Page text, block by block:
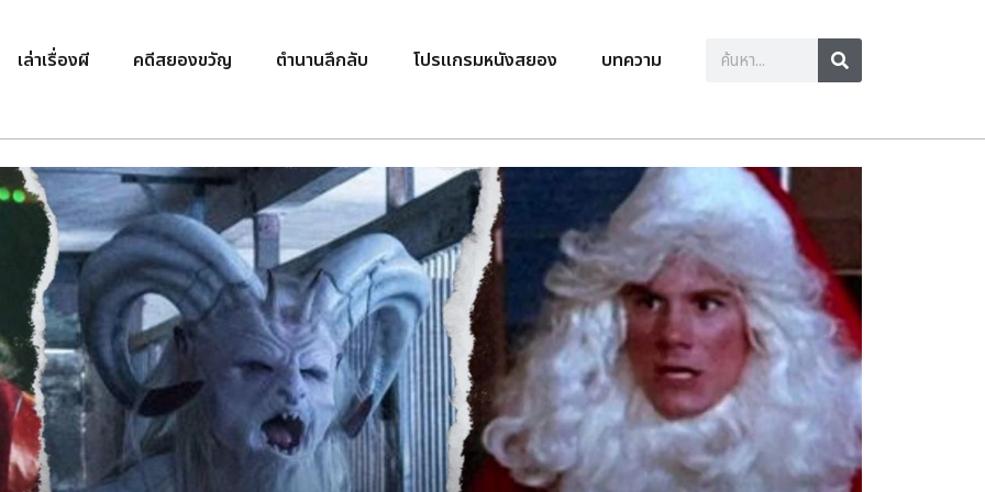
เล่าเรื่องผี คดีสยองขวัญ ตำนานลึกลับ โปรแกรมหนังสยอง บทความ